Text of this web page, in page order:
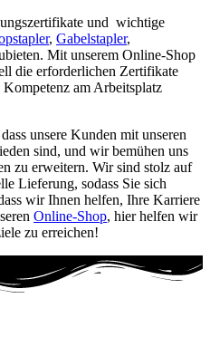
und wichtige
, Gabelstapler,
Mit unserem Online-Shop
die erforderlichen Zertifikate
am Arbeitsplatz
unsere Kunden mit unseren
sind, und wir bemühen uns
zu erweitern. Wir sind stolz auf
Lieferung, sodass Sie sich
wir Ihnen helfen, Ihre Karriere
Online-Shop, hier helfen wir
zu erreichen!